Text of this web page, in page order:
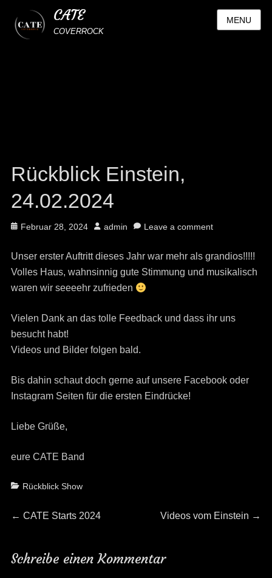
CATE
COVERROCK
MENU
Rückblick Einstein,
24.02.2024
Posted
Februar 28, 2024 Author
admin Leave a comment
Unser erster Auftritt dieses Jahr war mehr als grandios!!!!!
Volles Haus, wahnsinnig gute Stimmung und musikalisch
waren wir seeeehr zufrieden
Vielen Dank an das tolle Feedback und dass ihr uns
besucht habt!
Videos und Bilder folgen bald.
Bis dahin schaut doch gerne auf unsere Facebook oder
Instagram Seiten für die ersten Eindrücke!
Liebe Grüße,
eure CATE Band
Categories
Rückblick Show
Beitrags-
Navigation
← Previous
CATE Starts 2024
Next
Videos vom Einstein →
Schreibe einen Kommentar